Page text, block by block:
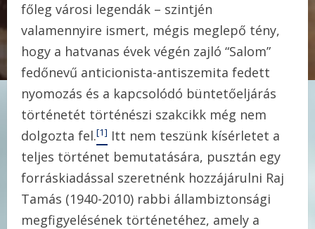
főleg városi legendák – szintjén
valamennyire ismert, mégis meglepő tény,
hogy a hatvanas évek végén zajló “Salom”
fedőnevű anticionista-antiszemita fedett
nyomozás és a kapcsolódó büntetőeljárás
történetét történészi szakcikk még nem
dolgozta fel.[1] Itt nem teszünk kísérletet a
teljes történet bemutatására, pusztán egy
forráskiadással szeretnénk hozzájárulni Raj
Tamás (1940-2010) rabbi állambiztonsági
megfigyelésének történetéhez, amely a